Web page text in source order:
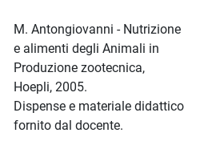
M. Antongiovanni - Nutrizione
e alimenti degli Animali in
Produzione zootecnica,
Hoepli, 2005.
Dispense e materiale didattico
fornito dal docente.